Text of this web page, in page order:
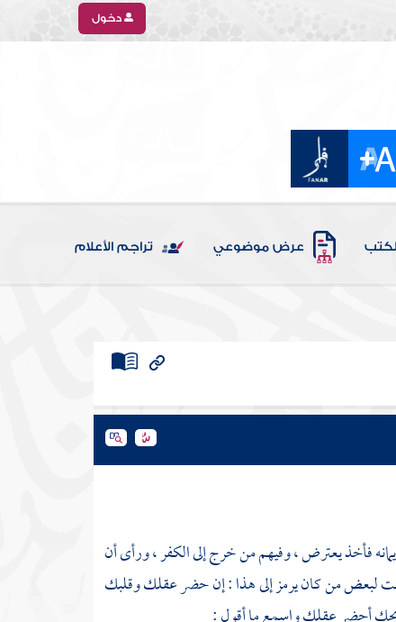
دخول
عرض موضوعي تراجم الأعلام
فأخذ يعترض ، وفيهم من خرج إلى الكفر ، ورأى أن
لبعض من كان يرمز إلى هذا : إن حضر عقلك وقلبك